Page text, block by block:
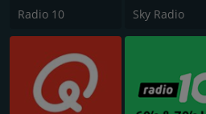
Radio 10 Sky Radio